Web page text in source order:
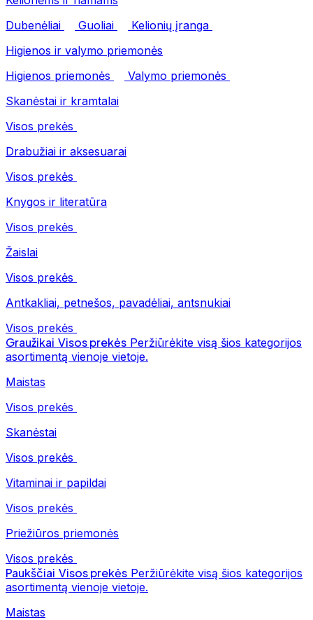
Dubenėliai
Guoliai
Kelionių įranga
Higienos ir valymo priemonės
Higienos priemonės
Valymo priemonės
Skanėstai ir kramtalai
Visos prekės
Drabužiai ir aksesuarai
Visos prekės
Knygos ir literatūra
Visos prekės
Žaislai
Visos prekės
Antkakliai, petnešos, pavadėliai, antsnukiai
Visos prekės
Graužikai Visos prekės Peržiūrėkite visą šios kategorijos
asortimentą vienoje vietoje.
Maistas
Visos prekės
Skanėstai
Visos prekės
Vitaminai ir papildai
Visos prekės
Priežiūros priemonės
Visos prekės
Paukščiai Visos prekės Peržiūrėkite visą šios kategorijos
asortimentą vienoje vietoje.
Maistas